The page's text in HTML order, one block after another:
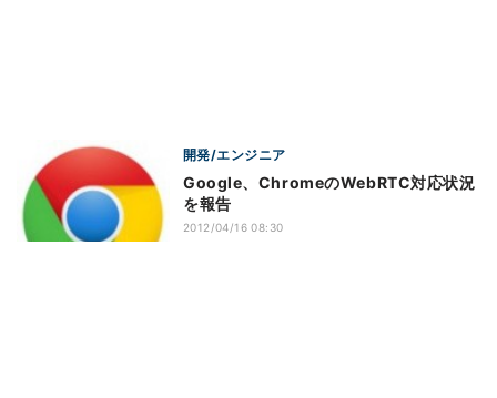
開発/エンジニア
Google、ChromeのWebRTC対応状況
を報告
2012/04/16 08:30